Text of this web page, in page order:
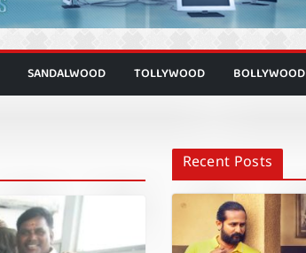
SANDALWOOD TOLLYWOOD BOLLYWOOD
Recent Posts